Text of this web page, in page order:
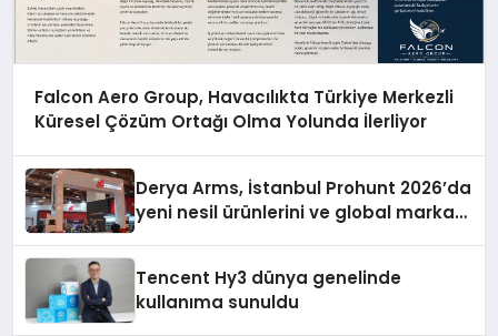
Falcon Aero Group, Havacılıkta Türkiye Merkezli
Küresel Çözüm Ortağı Olma Yolunda İlerliyor
Derya Arms, İstanbul Prohunt 2026’da
yeni nesil ürünlerini ve global marka
Tencent Hy3 dünya genelinde
kullanıma sunuldu